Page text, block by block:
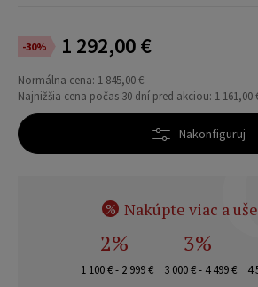
-30% 1 292,00 €
Normálna cena: 1 845,00 €
Najnižšia cena počas 30 dní pred akciou: 1 161,00
Ak sa produkt predáva kratšie ako 30 dní,
zobrazí sa najnižšia cena od uvedenia
Nakonfiguruj
% Nakúpte viac a
2%
1 100 € - 2 999 €
3%
3 000 € - 4 499 € 4